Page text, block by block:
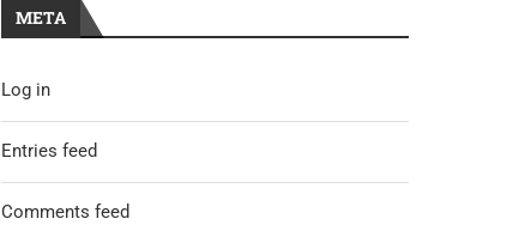
META
Log in
Entries feed
Comments feed